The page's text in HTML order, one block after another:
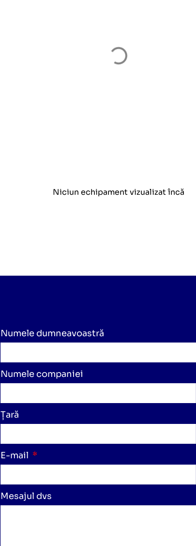
Niciun echipament vizualizat încă
Numele dumneavoastră
Numele companiei
Țară
E-mail
Mesajul dvs